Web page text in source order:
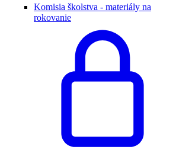
Komisia školstva - materiály na
rokovanie